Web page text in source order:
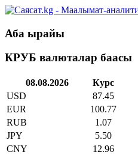
Аба ырайы
КРУБ валюталар баасы
08.08.2026
Курс
USD
87.45
EUR
100.77
RUB
1.07
JPY
5.50
CNY
12.96